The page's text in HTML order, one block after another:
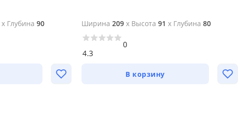
x Глубина 90 Ширина 209 x Высота 91 x Глубина 80
4.3
0
В корзину